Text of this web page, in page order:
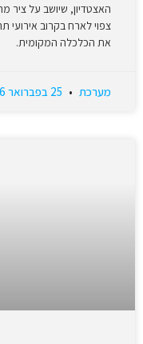
האצטדיון, שיושב על
צפוי לארח בקרוב אירועי
את הכלכלה המקומית.
מערכת